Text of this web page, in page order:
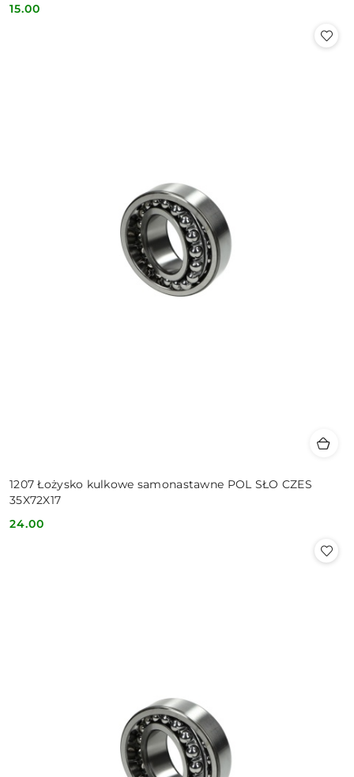
Cena:
15.00
1207 Łożysko kulkowe samonastawne POL SŁO CZES
35X72X17
Cena:
24.00